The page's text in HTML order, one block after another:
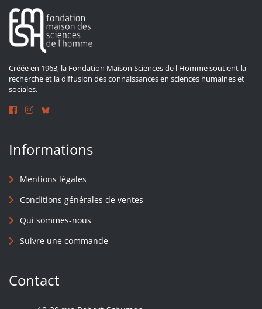
Créée en 1963, la Fondation Maison Sciences de l'Homme soutient la
recherche et la diffusion des connaissances en sciences humaines et
sociales.
Informations
Mentions légales
Conditions générales de ventes
Qui sommes-nous
Suivre une commande
Contact